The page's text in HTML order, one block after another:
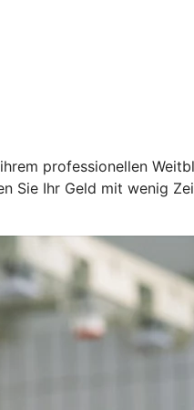
professionellen
Sie Ihr Geld mit wenig